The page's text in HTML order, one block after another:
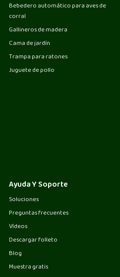
Bebedero automático para aves de
corral
Gallineros de madera
Cama de jardín
Trampa para ratones
Juguete de pollo
Ayuda Y Soporte
Soluciones
Preguntas frecuentes
Vídeos
Descargar folleto
Blog
Muestra gratis